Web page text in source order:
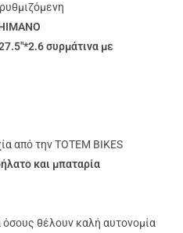
ρυθμιζόμενη
συρμάτινα με
από την ΤΟΤΕΜ BIKES
και μπαταρία
όσους θέλουν καλή αυτονομία